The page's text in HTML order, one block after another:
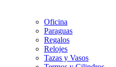
Oficina
Paraguas
Regalos
Relojes
Tazas y Vasos